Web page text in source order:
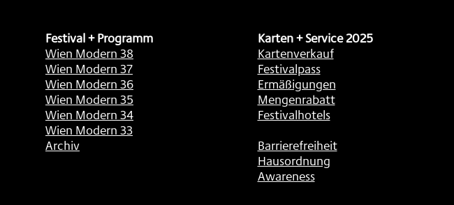
Festival + Programm
Wien Modern 38
Wien Modern 37
Wien Modern 36
Wien Modern 35
Wien Modern 34
Wien Modern 33
Archiv
Karten + Service 2025
Kartenverkauf
Festivalpass
Ermäßigungen
Mengenrabatt
Festivalhotels
Barrierefreiheit
Hausordnung
Awareness